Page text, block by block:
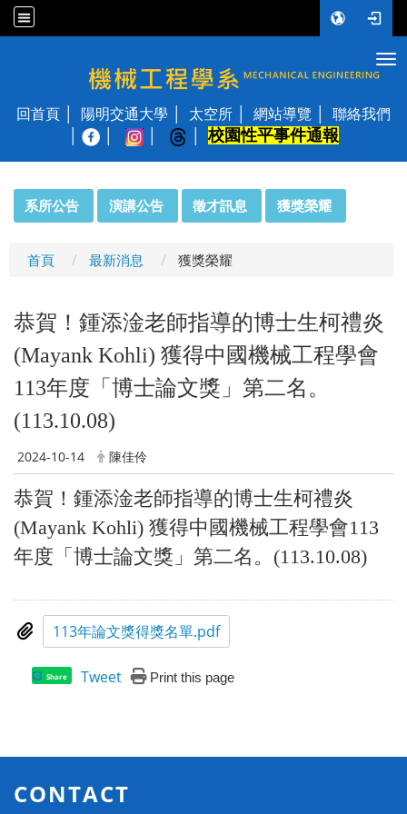
國立陽明交通大學 機械工程學系
回首頁 陽明交通大學 太空所 網站導覽
聯絡我們
校園性平事件通報
系所公告 演講公告 徵才訊息 獲獎榮耀
首頁 最新消息 獲獎榮耀
恭賀！鍾添淦老師指導的博士生柯禮炎
(Mayank Kohli) 獲得中國機械工程學會
113年度「博士論文獎」第二名。
(113.10.08)
2024-10-14 陳佳伶
恭賀！鍾添淦老師指導的博士生柯禮炎
(Mayank Kohli) 獲得中國機械工程學會113
年度「博士論文獎」第二名。(113.10.08)
113年論文獎得獎名單.pdf
Share Tweet Print this page
CONTACT